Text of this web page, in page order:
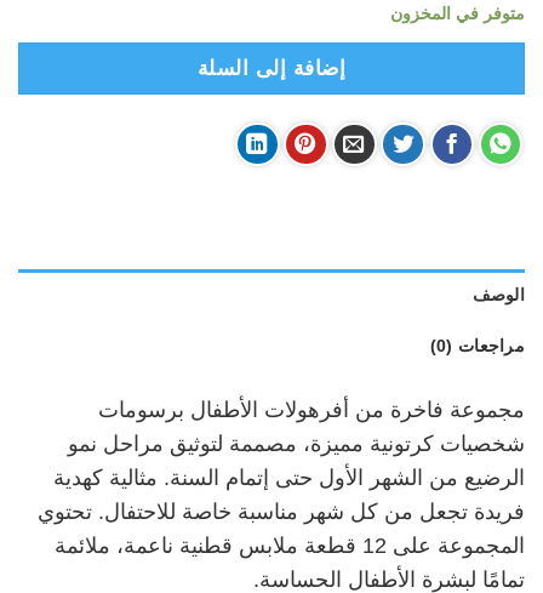
متوفر في المخزون
إضافة إلى السلة
الوصف
مراجعات (0)
مجموعة فاخرة من أفرهولات الأطفال برسومات
شخصيات كرتونية مميزة، مصممة لتوثيق مراحل نمو
الرضيع من الشهر الأول حتى إتمام السنة. مثالية كهدية
فريدة تجعل من كل شهر مناسبة خاصة للاحتفال. تحتوي
المجموعة على 12 قطعة ملابس قطنية ناعمة، ملائمة
تمامًا لبشرة الأطفال الحساسة.